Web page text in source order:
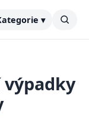
▾
výpadky